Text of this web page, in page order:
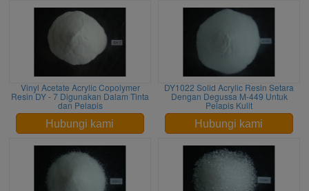
Vinyl Acetate Acrylic Copolymer
Resin DY - 7 Digunakan Dalam Tinta
dan Pelapis
Hubungi kami
DY1022 Solid Acrylic Resin Setara
Dengan Degussa M-449 Untuk
Pelapis Kulit
Hubungi kami